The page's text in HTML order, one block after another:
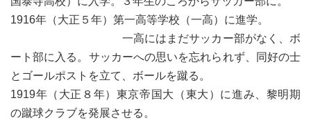
1916年（大正５年）第一高等学校（一高）に進学。
一高にはまだサッカー部がなく、ボ
ート部に入る。サッカーへの思いを忘れられず、同好の士
とゴールポストを立て、ボールを蹴る。
1919年（大正８年）東京帝国大（東大）に進み、黎明期
の蹴球クラブを発展させる。